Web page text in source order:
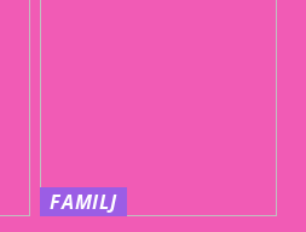
FAMILJ